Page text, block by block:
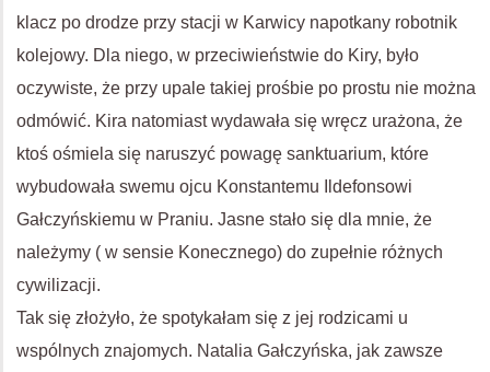
klacz po drodze przy stacji w Karwicy napotkany robotnik
kolejowy. Dla niego, w przeciwieństwie do Kiry, było
oczywiste, że przy upale takiej prośbie po prostu nie można
odmówić. Kira natomiast wydawała się wręcz urażona, że
ktoś ośmiela się naruszyć powagę sanktuarium, które
wybudowała swemu ojcu Konstantemu Ildefonsowi
Gałczyńskiemu w Praniu. Jasne stało się dla mnie, że
należymy ( w sensie Konecznego) do zupełnie różnych
cywilizacji.
Tak się złożyło, że spotykałam się z jej rodzicami u
wspólnych znajomych. Natalia Gałczyńska, jak zawsze